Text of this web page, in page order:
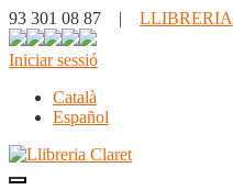
93 301 08 87 |
Iniciar sessió
Català
Español